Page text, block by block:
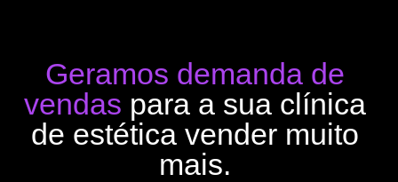
Geramos demanda de
vendas para a sua clínica
de estética vender muito
mais.